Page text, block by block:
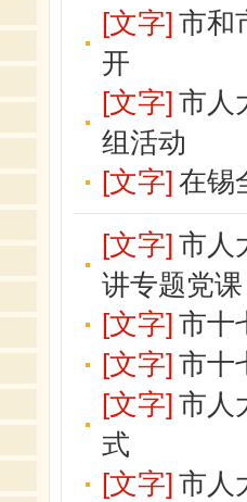
[文字] 市和
开
[文字] 市人
组活动
[文字] 在锡
[文字] 市人
讲专题党课
[文字] 市十
[文字] 市十
[文字] 市人
式
[文字] 市人